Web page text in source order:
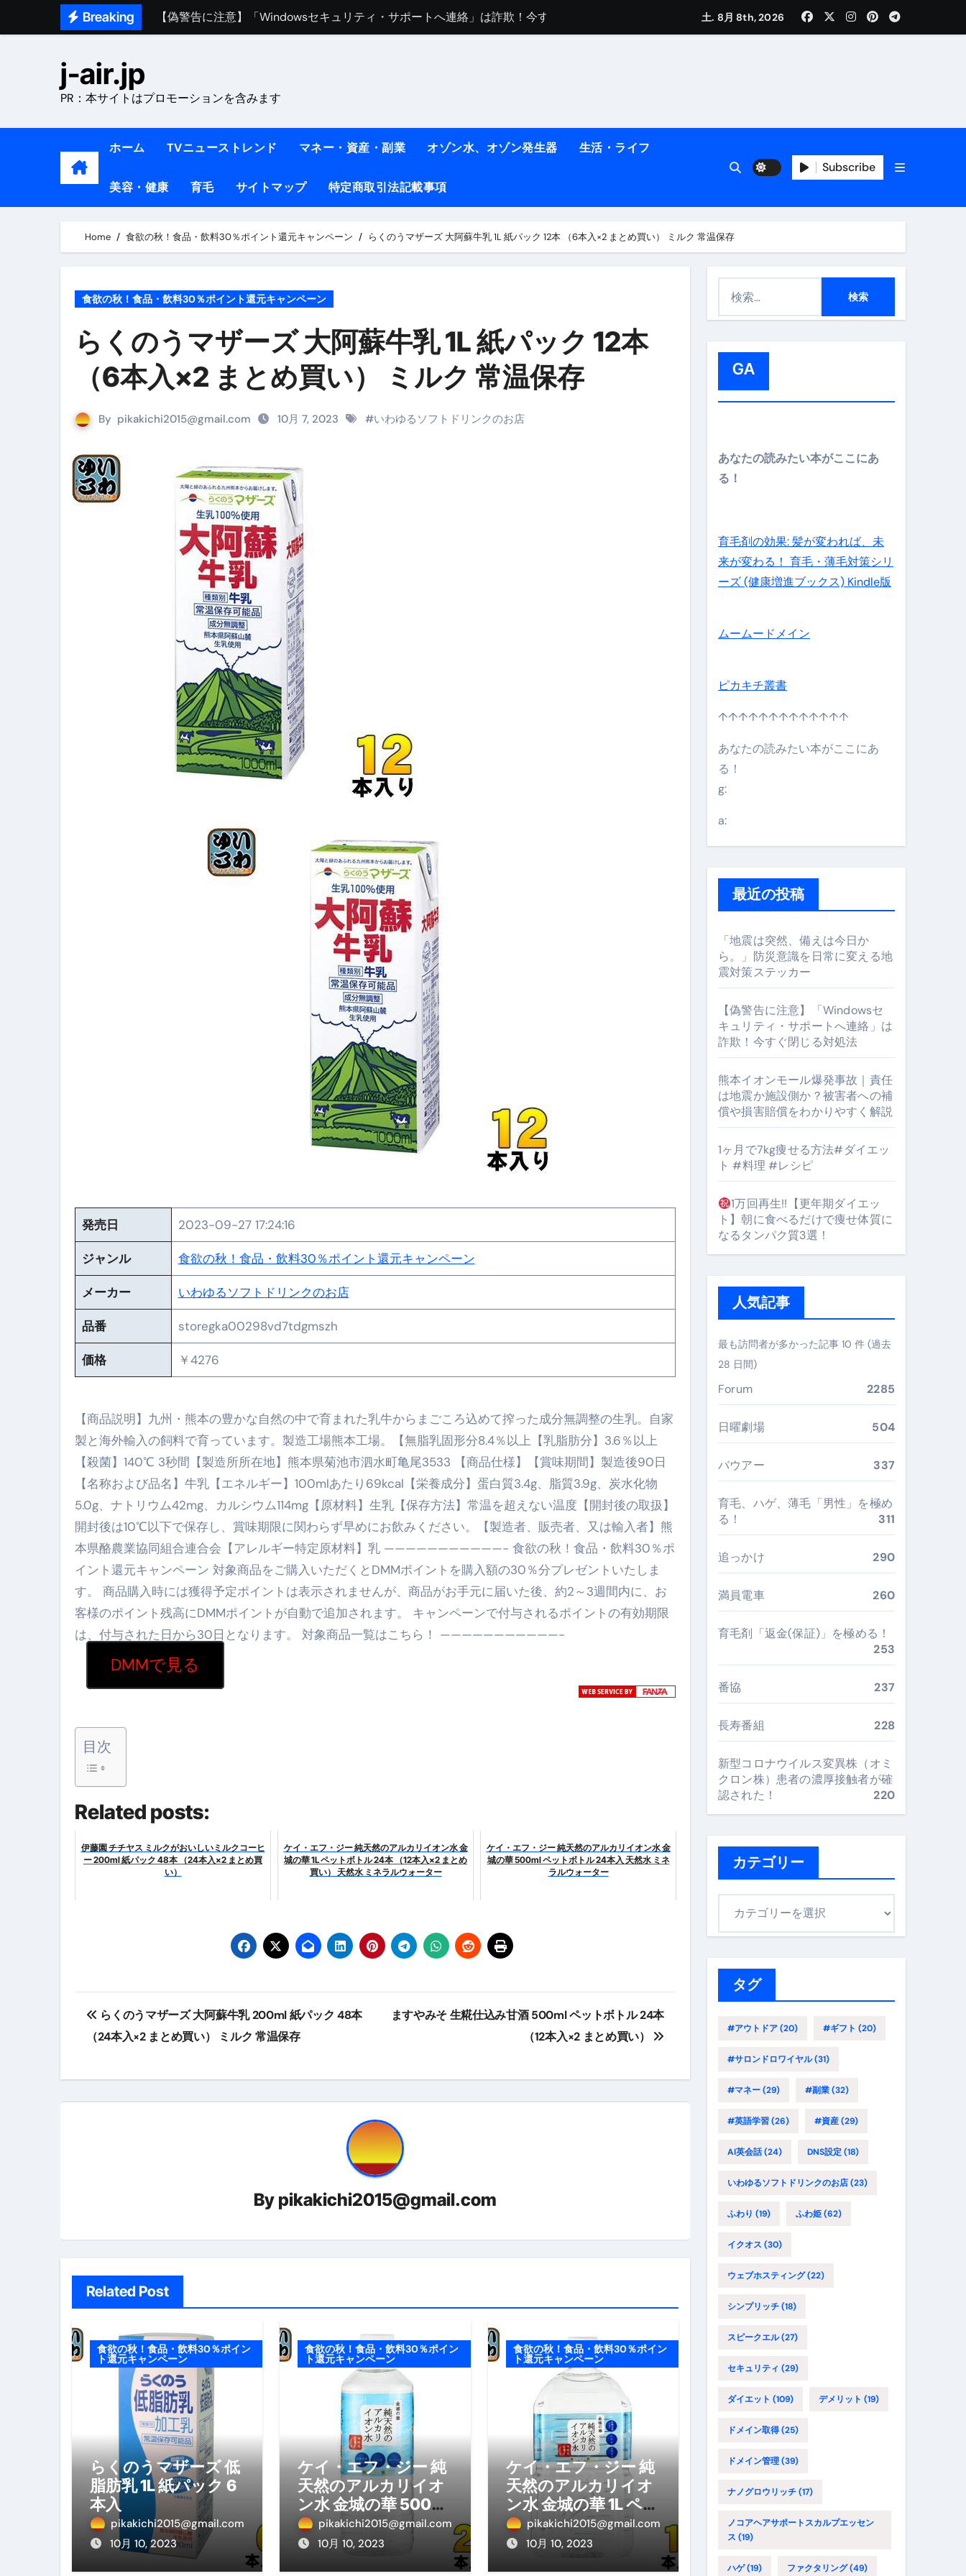
Breaking
熊本イオンモール爆発事故｜責任は地震か施設側か？被害者への補償や損害賠償をわかりやすく解説
中町綾が2週間で3.5kg痩せた方法 #shots
【美容】ダイエットに対する私の考え方と実践方法を解説します【健康】
リサイクル業者の無料回収・無料査定は危険？情報収集との関係と見分け方を解説
山梨県震度6弱と富士山噴火の関係｜最新観測データと前兆現象を徹底解説【2026】
Cookie同意管理ツール「STRIGHT」取り扱い開始＆リリース記念キャンペーン【ムームードメイン】
【輸入消費税】輸入に消費税はかかるのか？勘定科目・仕訳・申告書記載方法
この動画は国にすぐ消されます。これが日本が残念な国になった理由です。国民は●●をしないとこの先さらに貧しくなります。【 竹花貴騎 切り抜き 会社員
意外にありえる？日経平均40000円を妄想シナリオ検証してみた！ズボラ株投資
アフィリエイト【稼げるキーワード】一覧※YouTubeブログSNS共通
【必見】融資受けるなら”コレ”を確実に取り組むべき！ #shorts
弁護士が教える「投資詐欺」に引っかからないための方法 #投資詐欺 #詐欺 #弁護士 #法律
【PR】フリーランス必見！入金前の売上をすぐに現金で受け取る方法
【2023年最新】金融ブラックでも可能な資金調達法3選！#shorts
個人事業主は銀行から融資を受けるとリスクが高い #shorts
【誰でも出来る】3万円が10％増量の「33000円」になる！
【即金】3時間で5万円稼ぐセルフバックの全貌！危険回避と安全な稼ぎ方を徹底解説
【超高騰】爆上がりしたビットコインに695万円も投資してる営業39歳サラリーマン【2025年10月3日】 #bitcoin #全財産 #暗号資産
Q：借りた借金を返さなくていい場合ってありますか？#Shorts
【必見】もう営業電話は怖くない！初心者でも成果を出す電話の仕方はコレ！
フリーランス・個人事業主におすすめの資金調達4選
自己破産中に絶対にしてはダメなこと7選
自己破産にまつわるよくある勘違い4選#Shorts
体脂肪が落ちる朝食3選 #ダイエット
No.102 9割が勘違い 自己破産の真実
アーモンドを毎日食べたらどうなるの？①【30秒でわかる効果まとめ】#アーモンド #ダイエット #筋トレ #美容 #健康 #雑学 #ナレーター #小林将大
【ひろゆき】借金1億円あります 返済か、自己破産かひろゆきさんならどちらを選びますか？ #shorts
セラピストのための！美容、健康、ダイエットにとても重要な女性ホルモンと男性ホルモン
弁護士解説【詐欺被害】警察に行っても返金されません
ムームードメイン 2月のおすすめドメイン特集- ビジネスの信用を築く――そのすべての起点となるのが独自ドメイン
FRONTIER スーパーセール2026 完全攻略ガイド 今こそ買い時！ゲーミングPC・高性能BTOを最安で手に入れる方法
なくす不安と消える恐怖をゼロにする時代へ Pebblebee × iMazing で完成する「究極のスマホ防衛システム」完全ガイド
使った分だけ支払う、いちばん賢いスマホ代。 BB.exciteモバイル「Fitプラン」完全ガイド
英語が「聞こえる・分かる・話せる」に変わる30日間 ― 科学的メソッドで英語脳を作る完全ガイド
【海外ツアー完全ガイド】アジア最安1万円台＆ハワイ朝食付き割引まで網羅 ― “失敗せずに選ぶ”実践大全
新春スペシャルセール完全ガイド：国内航空券＋ホテルが“セット割”で最安級！ スカイマーク／Peach／FDA／ソラシドエアを目的別に選ぶコツと、失敗し
【ムームードメイン】 【.site】今注目のドメインをご紹介
何をするサイトか”が一目で伝わる。いま選ばれている新定番ドメイン
梅干しを毎日食べたらどうなるの？①【30秒でわかる効果まとめ】#梅干し #ダイエット #筋トレ #美容 #健康 #雑学 #ナレーター #小林将大
ブルーベリーを毎日食べたらどうなるの？②【30秒でわかる効果まとめ】#ダイエット #筋トレ #美容 #健康 #雑学 #ナレーター #小林将大
バナナを毎日食べたらどうなるの？①【30秒でわかる効果まとめ】#バナナ #ダイエット #筋トレ #美容 #健康 #雑学 #ナレーター #小林将大
筋トレせずにプロテインを飲み続けたらどうなるのか？ #ダイエット #プロテイン #痩せる
ドメイン取得からホームページ完成まで。ムームードメインなら“全部まとめて”安心スタート
かいまき（掻巻き）超完全ガイド｜“着る布団”で肩・首・足元の冷えを根こそぎ防ぐ！素材別おすすめ・選び方・洗い方・Q&Aまで
【最新版】掛け布団の選び方“完全攻略”｜シンサレート・羽毛・人工羽毛・調温・吸湿発熱…あなたの寝室に最適解を出す快眠ガイド
【アシストステッパー】ハンドル付き・筋力アシスト・ツイスト・天然木まで徹底分類！室内で“足腰と体幹”を育てる選び方＆続け方ガイド
【2026年最新保存版】エアトリ超新春セール＆セット割完全攻略ガイド｜海外・国内旅行を最安値で実現する究極の旅術
コロナウイルス完全解説ガイド ― 正しく知ることが、最大の感染対策になる ―
「3秒で整う、新しい栄養補給」 飲むミスト（IN MIST）とは何か──「飲む」という行為を再定義する新しいサプリ体験
クリスマスの魔法で、心と未来を彩る方法――「ただのイベント」を一生の思い出に変える完全ガイドブック
【最新】手袋の選び方 完全ガイド｜スマホ対応・防寒・撥水・作業用（ニトリル/ビニール）まで目的別に失敗しない
電気カミソリ完全ガイド｜深剃り・肌へのやさしさ・防水・充電方式まで失敗しない選び方
失敗しない「爪切り」完全ガイド：高級クリッパー・ニッパー・電動まで、硬い爪／巻き爪／飛び散り対策の選び方
失敗しない「カニ」完全ガイド：ズワイ・タラバ・ポーション・カット済みの選び方と、年末年始に“満足度MAX”で食べるコツ
スイーツ完全ガイド ― 人生を少しだけ甘くする、現代スイーツ文化のすべて ―
土. 8月 8th, 2026
j-air.jp
PR：本サイトはプロモーションを含みます
ホーム TVニューストレンド マネー・資産・副業 オゾン水、オゾン発生器 生活・ライフ
美容・健康 育毛 サイトマップ 特定商取引法記載事項
Subscribe
Home 食欲の秋！食品・飲料30％ポイント還元キャンペーン らくのうマザーズ 大阿蘇牛乳 1L 紙パック 12本 （6本入×2 まとめ買い） ミルク 常温保存
食欲の秋！食品・飲料30％ポイント還元キャンペーン
らくのうマザーズ 大阿蘇牛乳 1L 紙パック 12本
（6本入×2 まとめ買い） ミルク 常温保存
By pikakichi2015@gmail.com 10月 7, 2023 #いわゆるソフトドリンクのお店
発売日 2023-09-27 17:24:16
ジャンル 食欲の秋！食品・飲料30％ポイント還元キャンペーン
メーカー いわゆるソフトドリンクのお店
品番 storegka00298vd7tdgmszh
価格 ￥4276
【商品説明】九州・熊本の豊かな自然の中で育まれた乳牛からまごころ込めて搾った成分無調整の生乳。自家
製と海外輸入の飼料で育っています。製造工場熊本工場。【無脂乳固形分8.4％以上【乳脂肪分】3.6％以上
【殺菌】140℃ 3秒間【製造所所在地】熊本県菊池市泗水町亀尾3533 【商品仕様】【賞味期間】製造後90日
【名称および品名】牛乳【エネルギー】100mlあたり69kcal【栄養成分】蛋白質3.4g、脂質3.9g、炭水化物
5.0g、ナトリウム42mg、カルシウム114mg【原材料】生乳【保存方法】常温を超えない温度【開封後の取扱】
開封後は10℃以下で保存し、賞味期限に関わらず早めにお飲みください。【製造者、販売者、又は輸入者】熊
本県酪農業協同組合連合会【アレルギー特定原材料】乳 ———————————- 食欲の秋！食品・飲料30％ポ
イント還元キャンペーン 対象商品をご購入いただくとDMMポイントを購入額の30％分プレゼントいたしま
す。 商品購入時には獲得予定ポイントは表示されませんが、商品がお手元に届いた後、約2～3週間内に、お
客様のポイント残高にDMMポイントが自動で追加されます。 キャンペーンで付与されるポイントの有効期限
は、付与された日から30日となります。 対象商品一覧はこちら！ ———————————-
DMMで見る
目次
Related posts:
伊藤園 チチヤス ミルクがおいしいミルクコーヒ
ー 200ml 紙パック 48本 （24本入×2 まとめ買
い）
ケイ・エフ・ジー 純天然のアルカリイオン水 金
城の華 1L ペットボトル 24本 （12本入×2 まとめ
買い） 天然水 ミネラルウォーター
ケイ・エフ・ジー 純天然のアルカリイオン水 金
城の華 500ml ペットボトル 24本入 天然水 ミネ
ラルウォーター
投
稿
ン
らくのうマザーズ 大阿蘇牛乳 200ml 紙パック 48本
（24本入×2 まとめ買い） ミルク 常温保存
ますやみそ 生糀仕込み甘酒 500ml ペットボトル 24本
（12本入×2 まとめ買い）
By pikakichi2015@gmail.com
Related Post
食欲の秋！食品・飲料30％ポイン
ト還元キャンペーン
らくのうマザーズ 低
脂肪乳 1L 紙パック 6
本入
pikakichi2015@gmail.com
10月 10, 2023
食欲の秋！食品・飲料30％ポイン
ト還元キャンペーン
ケイ・エフ・ジー 純
天然のアルカリイオ
ン水 金城の華 500ml
ペットボトル 24本入
天然水 ミネラルウォ
pikakichi2015@gmail.com
10月 10, 2023
食欲の秋！食品・飲料30％ポイン
ト還元キャンペーン
ケイ・エフ・ジー 純
天然のアルカリイオ
ン水 金城の華 1L ペッ
トボトル 12本入 天然
水 ミネラルウォータ
pikakichi2015@gmail.com
10月 10, 2023
GA
あなたの読みたい本がここにあ
る！
育毛剤の効果: 髪が変われば、未
来が変わる！ 育毛・薄毛対策シリ
ーズ (健康増進ブックス) Kindle版
ムームードメイン
ピカキチ叢書
↑↑↑↑↑↑↑↑↑↑↑↑↑
あなたの読みたい本がここにあ
る！
g:
a:
最近の投稿
「地震は突然、備えは今日か
ら。」防災意識を日常に変える地
震対策ステッカー
【偽警告に注意】「Windowsセ
キュリティ・サポートへ連絡」は
詐欺！今すぐ閉じる対処法
熊本イオンモール爆発事故｜責任
は地震か施設側か？被害者への補
償や損害賠償をわかりやすく解説
1ヶ月で7kg痩せる方法#ダイエッ
ト #料理 #レシピ
1万回再生!!【更年期ダイエッ
ト】朝に食べるだけで痩せ体質に
なるタンパク質3選！
人気記事
最も訪問者が多かった記事 10 件 (過去
28 日間)
Forum 2285
日曜劇場 504
バウアー 337
育毛、ハゲ、薄毛「男性」を極め
る！
311
追っかけ 290
満員電車 260
育毛剤「返金(保証)」を極める！
253
番協 237
長寿番組 228
新型コロナウイルス変異株（オミ
クロン株）患者の濃厚接触者が確
認された！
220
カテゴリー
タグ
#アウトドア(20) #ギフト (20)
#サロンドロワイヤル(31)
#マネー(29) #副業(32)
#英語学習(26) #資産(29)
AI英会話(24) DNS設定(18)
いわゆるソフトドリンクのお店(23)
ふわり (19) ふわ姫(62)
イクオス (30)
ウェブホスティング(22)
シンプリッチ(18)
スピークエル(27)
セキュリティ (29)
ダイエット (109) デメリット (19)
ドメイン取得(25)
ドメイン管理(39)
ナノグロウリッチ(17)
ノコアヘアサポートスカルプエッセン
ス (19)
ハゲ(19) ファクタリング(49)